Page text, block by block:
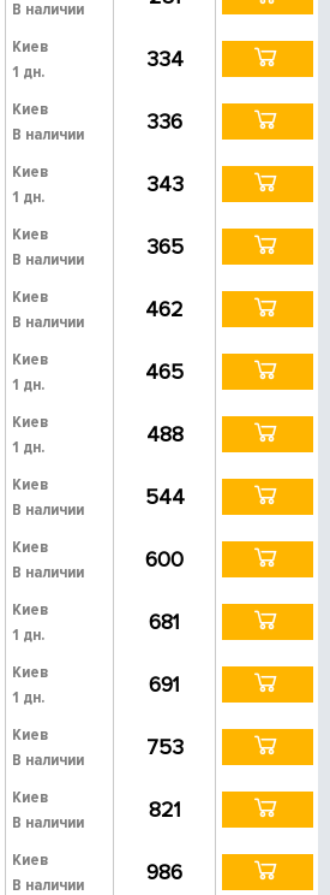
В наличии
Киев
1 дн.
334
Киев
В наличии
336
Киев
1 дн.
343
Киев
В наличии
365
Киев
В наличии
462
Киев
1 дн.
465
Киев
1 дн.
488
Киев
В наличии
544
Киев
В наличии
600
Киев
1 дн.
681
Киев
1 дн.
691
Киев
В наличии
753
Киев
В наличии
821
Киев
В наличии
986